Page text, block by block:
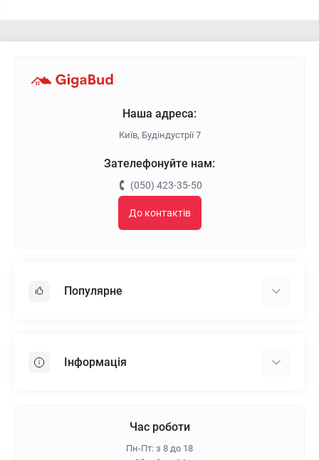
Наша адреса:
Київ, Будіндустрії 7
Зателефонуйте нам:
(050) 423-35-50
До контактів
Популярне
Пінопласт
Інформація
Час роботи
Пн-Пт: з 8 до 18